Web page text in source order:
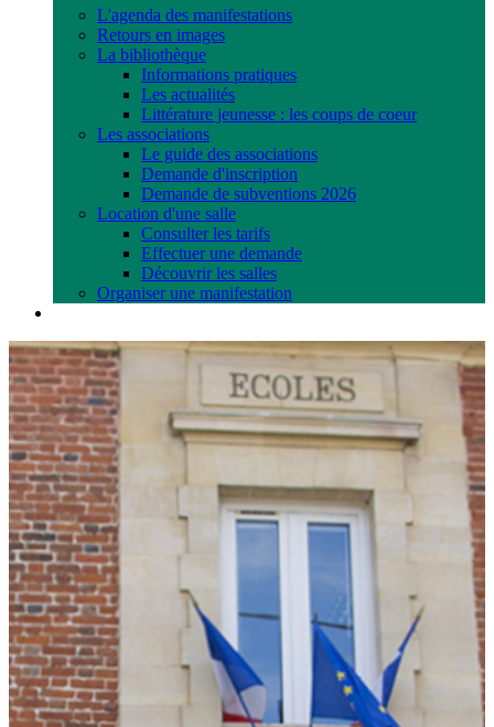
L'agenda des manifestations
Retours en images
La bibliothèque
Informations pratiques
Les actualités
Littérature jeunesse : les coups de coeur
Les associations
Le guide des associations
Demande d'inscription
Demande de subventions 2026
Location d'une salle
Consulter les tarifs
Effectuer une demande
Découvrir les salles
Organiser une manifestation